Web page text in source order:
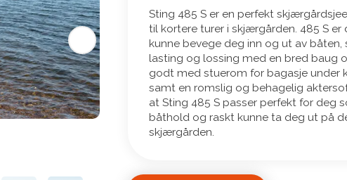
Sting 485 S er en perfekt
til kortere turer i skjærgården. 485 S
kunne bevege deg inn og ut av
lasting og lossing med en bred baug
godt med stuerom for bagasje under
samt en romslig og behagelig
at Sting 485 S passer perfekt for deg
båthold og raskt kunne ta deg ut på
skjærgården.